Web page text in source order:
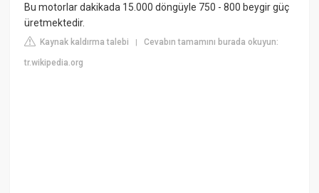
Bu motorlar dakikada 15.000 döngüyle 750 - 800 beygir güç
üretmektedir.
Kaynak kaldırma talebi |Cevabın tamamını burada okuyun:
tr.wikipedia.org